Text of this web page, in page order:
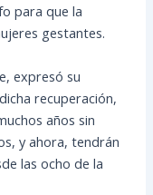
para que la
gestantes.
expresó su
recuperación,
años sin
y ahora, tendrán
las ocho de la